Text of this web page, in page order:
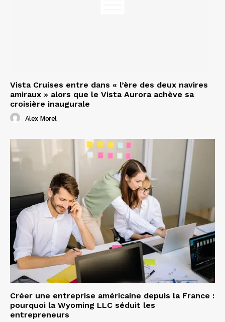
Vista Cruises entre dans « l’ère des deux navires
amiraux » alors que le Vista Aurora achève sa
croisière inaugurale
Alex Morel
Créer une entreprise américaine depuis la France :
pourquoi la Wyoming LLC séduit les
entrepreneurs